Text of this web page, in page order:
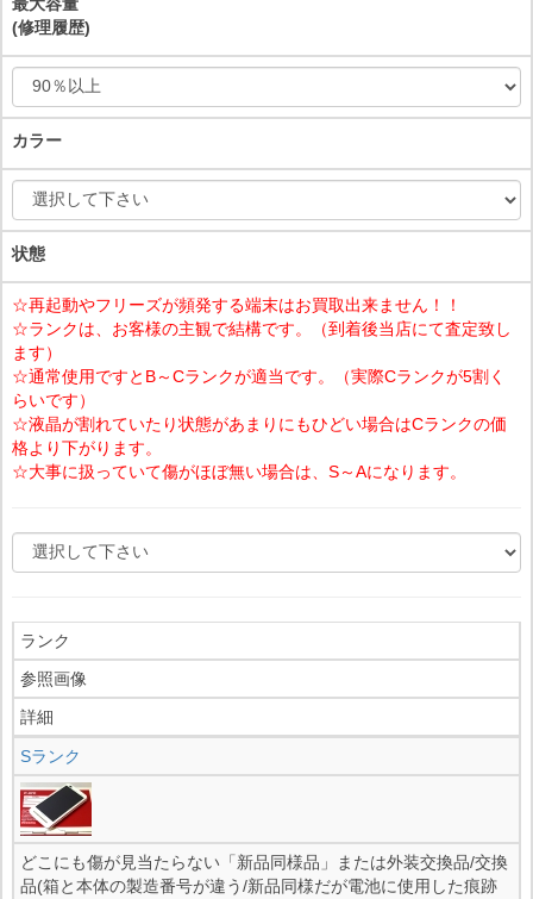
最大容量
(修理履歴)
カラー
状態
☆再起動やフリーズが頻発する端末はお買取出来ません！！
☆ランクは、お客様の主観で結構です。（到着後当店にて査定致し
ます）
☆通常使用ですとB～Cランクが適当です。（実際Cランクが5割く
らいです）
☆液晶が割れていたり状態があまりにもひどい場合はCランクの価
格より下がります。
☆大事に扱っていて傷がほぼ無い場合は、S～Aになります。
ランク
参照画像
詳細
Sランク
どこにも傷が見当たらない「新品同様品」または外装交換品/交換
品(箱と本体の製造番号が違う/新品同様だが電池に使用した痕跡